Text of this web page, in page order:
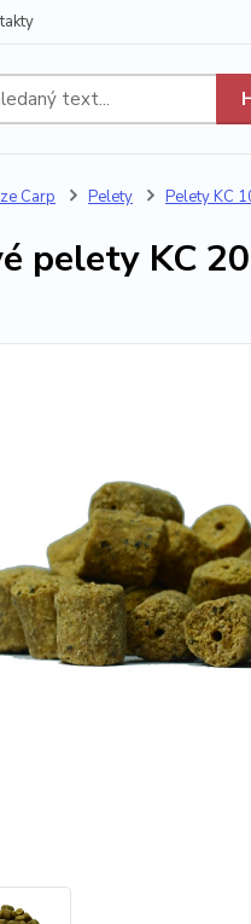
Carp Pelety Pelety KC
pelety KC